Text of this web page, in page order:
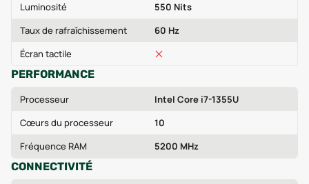
Luminosité
550 Nits
Taux de rafraîchissement
60 Hz
Écran tactile
PERFORMANCE
Processeur
Intel Core i7-1355U
Cœurs du processeur
10
Fréquence RAM
5200 MHz
CONNECTIVITÉ